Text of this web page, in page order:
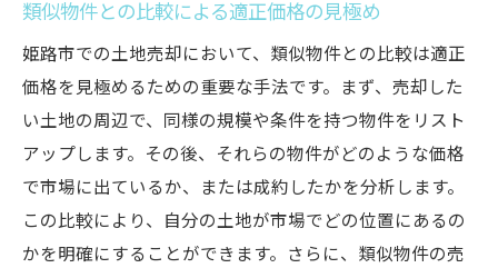
類似物件との比較による適正価格の見極め
姫路市での土地売却において、類似物件との比較は適正
価格を見極めるための重要な手法です。まず、売却した
い土地の周辺で、同様の規模や条件を持つ物件をリスト
アップします。その後、それらの物件がどのような価格
で市場に出ているか、または成約したかを分析します。
この比較により、自分の土地が市場でどの位置にあるの
かを明確にすることができます。さらに、類似物件の売